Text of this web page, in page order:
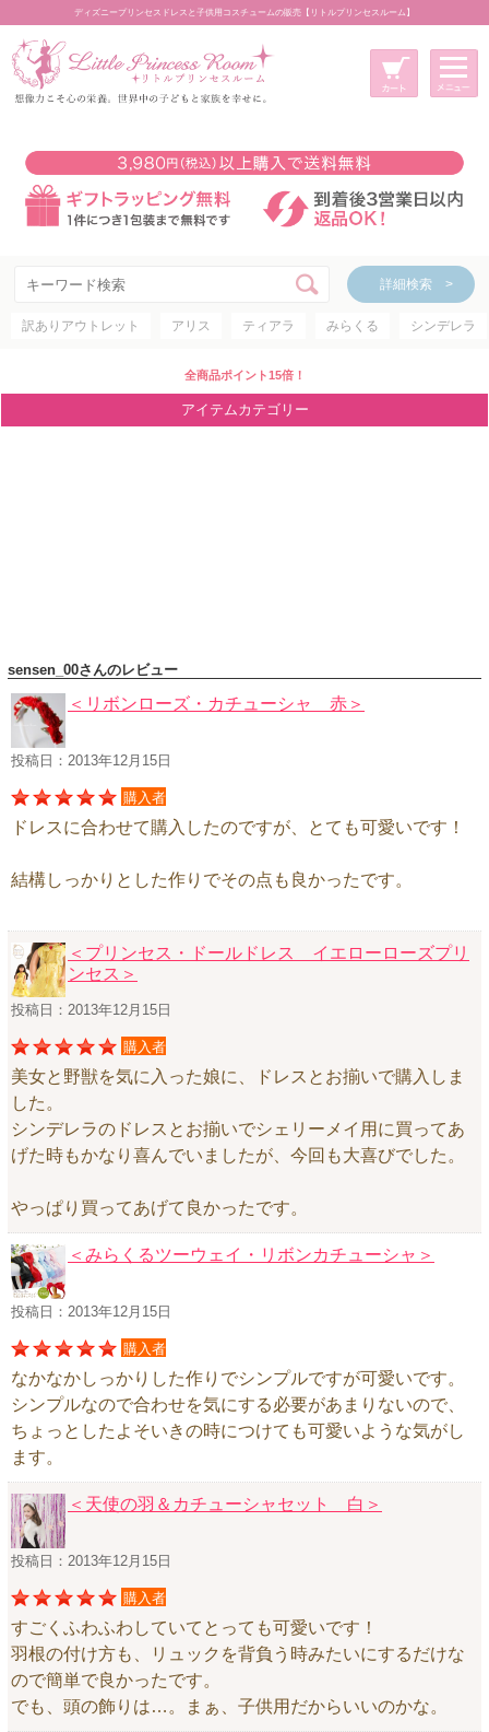
ディズニープリンセスドレスと子供用コスチュームの販売【リトルプリンセスルーム】
詳細検索 >
訳ありアウトレット アリス ティアラ みらくる シンデレラ
全商品ポイント15倍！
アイテムカテゴリー
sensen_00さんのレビュー
＜リボンローズ・カチューシャ 赤＞
投稿日：2013年12月15日
購入者
ドレスに合わせて購入したのですが、とても可愛いです！
結構しっかりとした作りでその点も良かったです。
＜プリンセス・ドールドレス イエローローズプリ
ンセス＞
投稿日：2013年12月15日
購入者
美女と野獣を気に入った娘に、ドレスとお揃いで購入しま
した。
シンデレラのドレスとお揃いでシェリーメイ用に買ってあ
げた時もかなり喜んでいましたが、今回も大喜びでした。
やっぱり買ってあげて良かったです。
＜みらくるツーウェイ・リボンカチューシャ＞
投稿日：2013年12月15日
購入者
なかなかしっかりした作りでシンプルですが可愛いです。
シンプルなので合わせを気にする必要があまりないので、
ちょっとしたよそいきの時につけても可愛いような気がし
ます。
＜天使の羽＆カチューシャセット 白＞
投稿日：2013年12月15日
購入者
すごくふわふわしていてとっても可愛いです！
羽根の付け方も、リュックを背負う時みたいにするだけな
ので簡単で良かったです。
でも、頭の飾りは…。まぁ、子供用だからいいのかな。
新規会員登録
マイページ
カート
詳細検索 >
アイテムカテゴリー
ディズニープリンセス
ディズニキャラクター
サイズの測り方
レビューを見る
お問い合わせ
0120-221-040
電話受付時間：月～金10:00~16:00 ※祝日除く